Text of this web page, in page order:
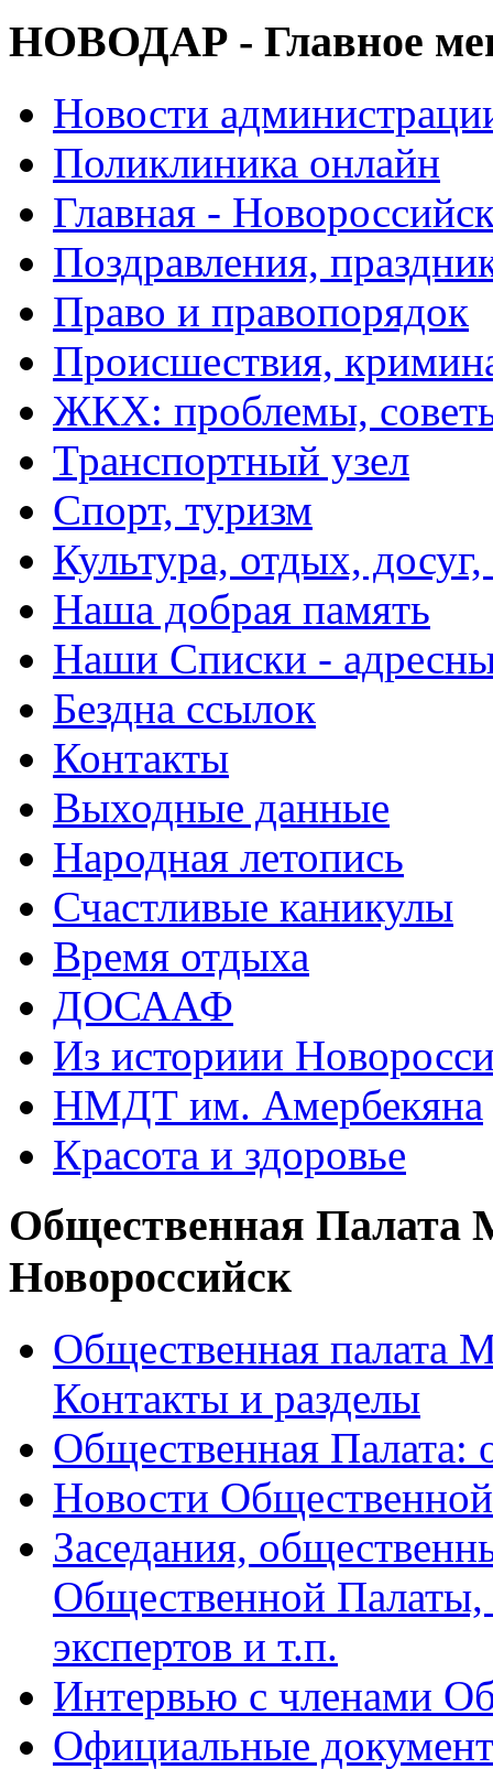
НОВОДАР - Главное
Новости
Поликлиника онлайн
Главная -
Поздравления,
Право и правопорядок
Происшествия,
ЖКХ: проблемы,
Транспортный узел
Спорт, туризм
Культура, отдых,
Наша добрая память
Наши Списки -
Бездна ссылок
Контакты
Выходные данные
Народная летопись
Счастливые каникулы
Время отдыха
ДОСААФ
Из историии
НМДТ им. Амербекяна
Красота и здоровье
Общественная Палата
Новороссийск
Общественная палата
Контакты и разделы
Общественная Палата:
Новости
Заседания,
Общественной Палаты,
экспертов и т.п.
Интервью с членами
Официальные